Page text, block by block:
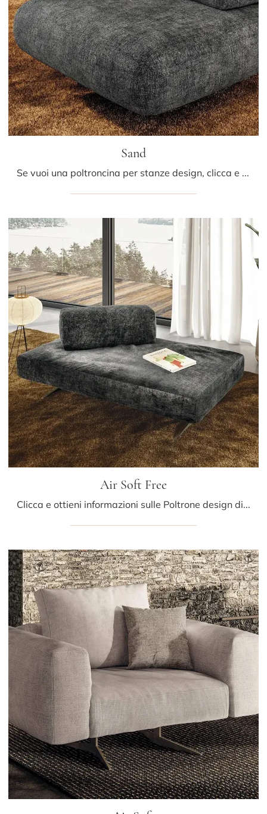
Sand
Se vuoi una poltroncina per stanze design, clicca e leggi di più sul modello Sand in tessuto del brand Lago.
Air Soft Free
Clicca e ottieni informazioni sulle Poltrone design di Lago! Differenti modelli in tessuto, come Air Soft Free, ti aspettano.